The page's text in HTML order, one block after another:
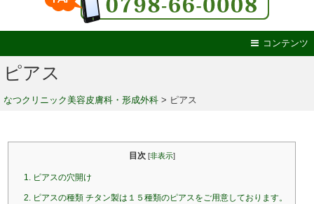
コンテンツ
ピアス
なつクリニック美容皮膚科・形成外科 > ピアス
目次 [非表示]
1. ピアスの穴開け
2. ピアスの種類 チタン製は１５種類のピアスをご用意しております。